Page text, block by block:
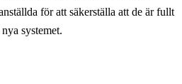
för att säkerställa att de är fullt
systemet.